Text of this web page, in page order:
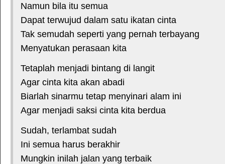
Namun bila itu semua
Dapat terwujud dalam satu ikatan cinta
Tak semudah seperti yang pernah terbayang
Menyatukan perasaan kita
Tetaplah menjadi bintang di langit
Agar cinta kita akan abadi
Biarlah sinarmu tetap menyinari alam ini
Agar menjadi saksi cinta kita berdua
Sudah, terlambat sudah
Ini semua harus berakhir
Mungkin inilah jalan yang terbaik